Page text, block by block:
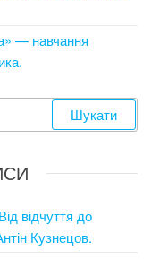
— навчання
відчуття до
Кузнецов.